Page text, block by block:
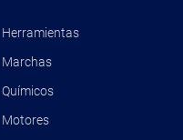
Herramientas
Marchas
Químicos
Motores